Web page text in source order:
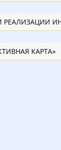
И БЕЗОПАСНОСТЬ ЗДОРОВЬЯ В
КАРТА»